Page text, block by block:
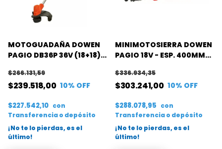
MOTOGUADAÑA DOWEN
PAGIO DB36P 36V (18+18) -
$239.518,00
$266.131,59
10% OFF
$227.542,10 con
Transferencia o depósito
¡No te lo pierdas, es el
último!
MINIMOTOSIERRA DOWEN
PAGIO 18V - ESP. 400MM-
$303.241,00
$336.934,35
10% OFF
$288.078,95 con
Transferencia o depósito
¡No te lo pierdas, es el
último!